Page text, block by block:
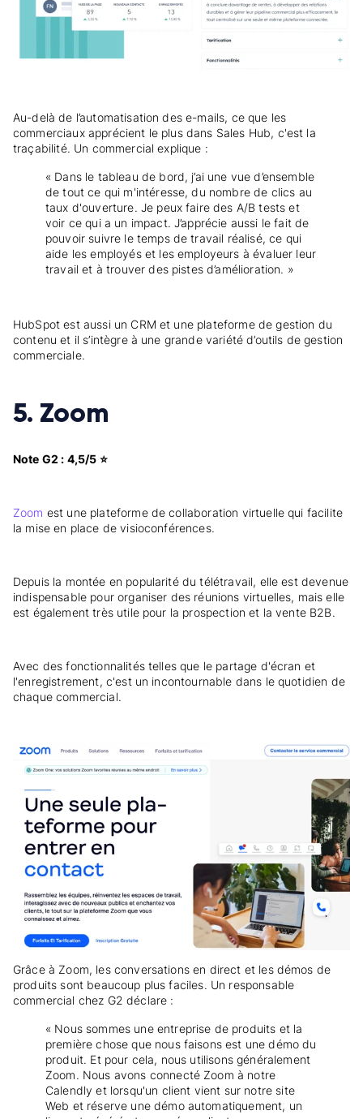
Au-delà de l’automatisation des e-mails, ce que les
commerciaux apprécient le plus dans Sales Hub, c'est la
traçabilité. Un commercial explique :
« Dans le tableau de bord, j’ai une vue d’ensemble
de tout ce qui m'intéresse, du nombre de clics au
taux d'ouverture. Je peux faire des A/B tests et
voir ce qui a un impact. J’apprécie aussi le fait de
pouvoir suivre le temps de travail réalisé, ce qui
aide les employés et les employeurs à évaluer leur
travail et à trouver des pistes d’amélioration. »
HubSpot est aussi un CRM et une plateforme de gestion du
contenu et il s’intègre à une grande variété d’outils de gestion
commerciale.
5. Zoom
Note G2 : 4,5/5 ⭐
Zoom est une plateforme de collaboration virtuelle qui facilite
la mise en place de visioconférences.
Depuis la montée en popularité du télétravail, elle est devenue
indispensable pour organiser des réunions virtuelles, mais elle
est également très utile pour la prospection et la vente B2B.
Avec des fonctionnalités telles que le partage d'écran et
l'enregistrement, c'est un incontournable dans le quotidien de
chaque commercial.
Grâce à Zoom, les conversations en direct et les démos de
produits sont beaucoup plus faciles. Un responsable
commercial chez G2 déclare :
« Nous sommes une entreprise de produits et la
première chose que nous faisons est une démo du
produit. Et pour cela, nous utilisons généralement
Zoom. Nous avons connecté Zoom à notre
Calendly et lorsqu'un client vient sur notre site
Web et réserve une démo automatiquement, un